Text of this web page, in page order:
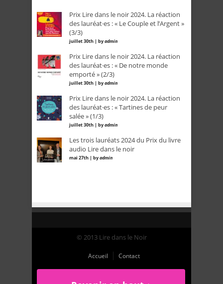
Prix Lire dans le noir 2024. La réaction
des lauréat·es : « Le Couple et l’Argent »
(3/3)
juillet 30th | byadmin
Prix Lire dans le noir 2024. La réaction
des lauréat·es : « De notre monde
emporté » (2/3)
juillet 30th | byadmin
Prix Lire dans le noir 2024. La réaction
des lauréat·es : « Tartines de peur
salée » (1/3)
juillet 30th | byadmin
Les trois lauréats 2024 du Prix du livre
audio Lire dans le noir
mai 27th | byadmin
© 2013 Lire dans le Noir
Accueil Contact